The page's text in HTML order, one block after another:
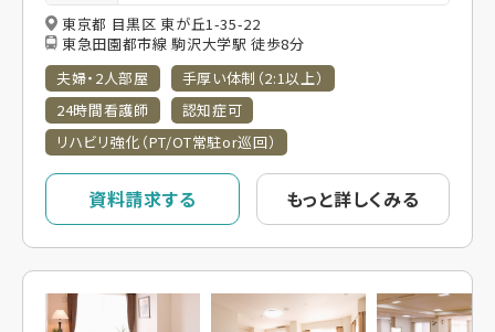
東京都 目黒区 東が丘1-35-22
東急田園都市線 駒沢大学駅 徒歩8分
夫婦・2人部屋
手厚い体制（2:1以上）
24時間看護師
認知症可
リハビリ強化（PT/OT常駐or巡回）
資料請求する もっと詳しくみる